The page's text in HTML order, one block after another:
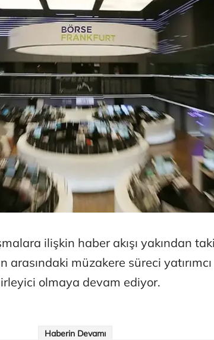
ilişkin haber akışı yakından
arasındaki müzakere süreci yatırımcı
olmaya devam ediyor.
Haberin Devamı